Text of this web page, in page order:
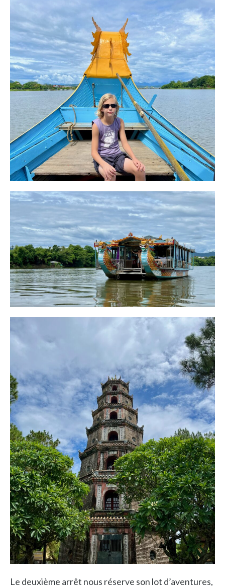
Le deuxième arrêt nous réserve son lot d’aventures,